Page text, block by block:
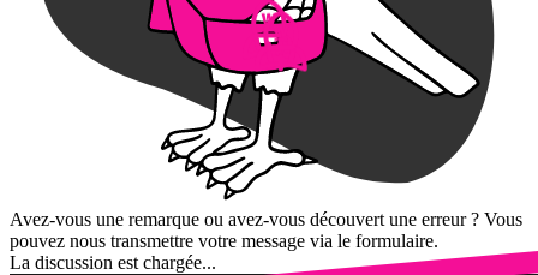
Avez-vous une remarque ou avez-vous découvert une erreur ? Vous
pouvez nous transmettre votre message via le formulaire.
La discussion est chargée...